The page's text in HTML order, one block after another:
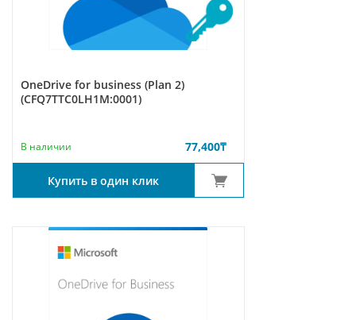
OneDrive for business (Plan 2)
(CFQ7TTC0LH1M:0001)
В наличии 77,400₸
Купить в один клик